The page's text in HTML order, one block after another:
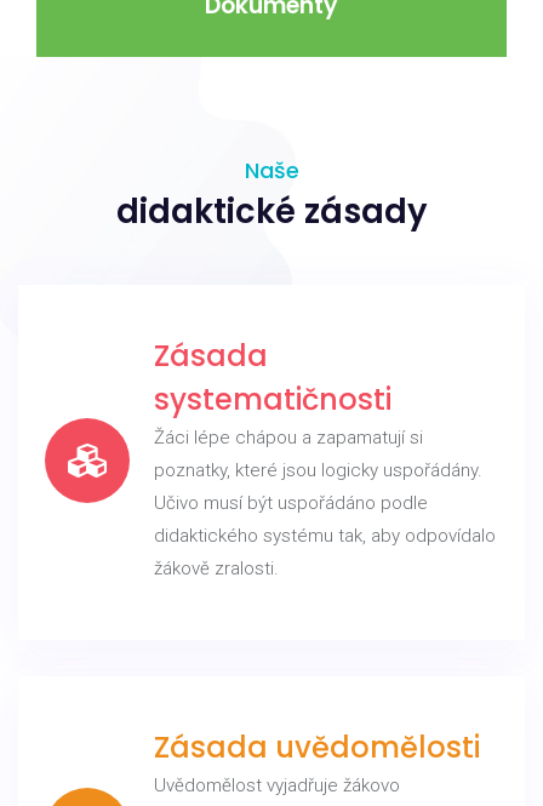
Naše
didaktické zásady
Zásada
systematičnosti
Žáci lépe chápou a zapamatují si
poznatky, které jsou logicky uspořádány.
Učivo musí být uspořádáno podle
didaktického systému tak, aby odpovídalo
žákově zralosti.
Zásada uvědomělosti
Uvědomělost vyjadřuje žákovo